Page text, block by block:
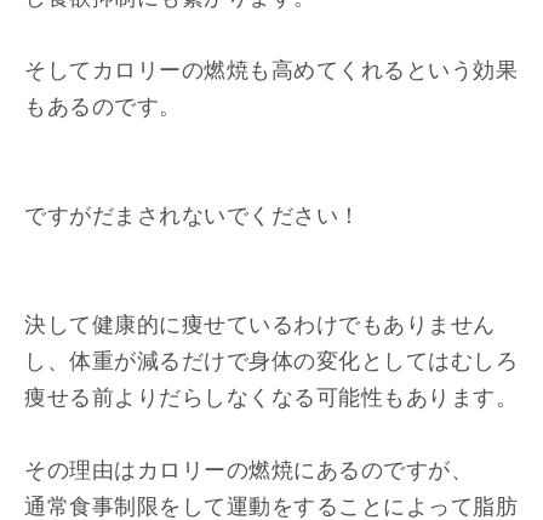
そしてカロリーの燃焼も高めてくれるという効果
もあるのです。
ですがだまされないでください！
決して健康的に痩せているわけでもありません
し、体重が減るだけで身体の変化としてはむしろ
痩せる前よりだらしなくなる可能性もあります。
その理由はカロリーの燃焼にあるのですが、
通常食事制限をして運動をすることによって脂肪